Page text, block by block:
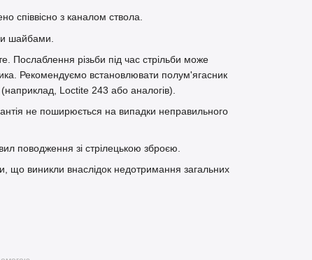
співвісно з каналом ствола.
шайбами.
Послаблення різьби під час стрільби може
Рекомендуємо встановлювати полум'ягасник
(наприклад, Loctite 243 або аналогів).
не поширюється на випадки неправильного
поводження зі стрілецькою зброєю.
що виникли внаслідок недотримання загальних